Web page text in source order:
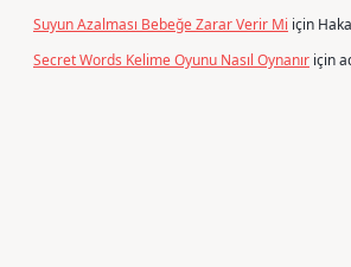
Suyun Azalması Bebeğe Zarar Verir Mi için
Secret Words Kelime Oyunu Nasıl Oynanır için